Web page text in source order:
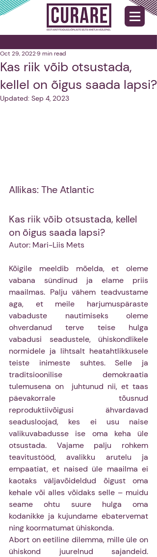
Kas riik võib otsustada,
kellel on õigus saada lapsi?
Oct 29, 20229 min read
Updated: Sep 4, 2023
Allikas: The Atlantic
Kas riik võib otsustada, kellel
on õigus saada lapsi?
Autor: Mari-Liis Mets
Kõigile meeldib mõelda, et oleme
vabana sündinud ja elame priis
maailmas. Palju vähem teadvustame
aga, et meile harjumuspäraste
vabaduste nautimiseks oleme
ohverdanud terve teise hulga
vabadusi seadustele, ühiskondlikele
normidele ja lihtsalt heatahtlikkusele
teiste inimeste suhtes. Selle ja
traditsioonilise demokraatia
tulemusena on  juhtunud nii, et taas
päevakorrale tõusnud
reproduktiivõigusi ähvardavad
seadusloojad, kes ei usu naise
valikuvabadusse ise oma keha üle
otsustada. Vajame palju rohkem
teavitustööd, avalikku arutelu ja
empaatiat, et naised üle maailma ei
kaotaks väljavõideldud õigust oma
kehale või alles võidaks selle – muidu
seame ohtu suure hulga oma
kodanikke ja kujundame ebatervemat
ning koormatumat ühiskonda.
Abort on eetiline dilemma, mille üle on
ühiskond juurelnud sajandeid.